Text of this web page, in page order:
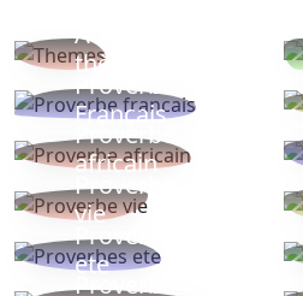
Autres
thèmes
Proverbe
Français
Proverbe
africain
Proverbe
vie
Proverbes
ete
Proverbe